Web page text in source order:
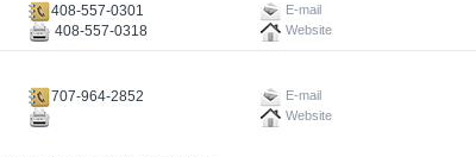
408-557-0301 E-mail
408-557-0318 Website
707-964-2852
E-mail
Website